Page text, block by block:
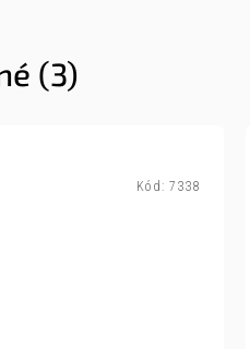
(3)
Kód: 7338